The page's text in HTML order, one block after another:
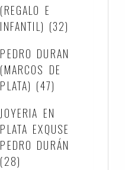
(REGALO E
INFANTIL) (32)
PEDRO DURAN
(MARCOS DE
PLATA) (47)
JOYERIA EN
PLATA EXQUSE
PEDRO DURÁN
(28)